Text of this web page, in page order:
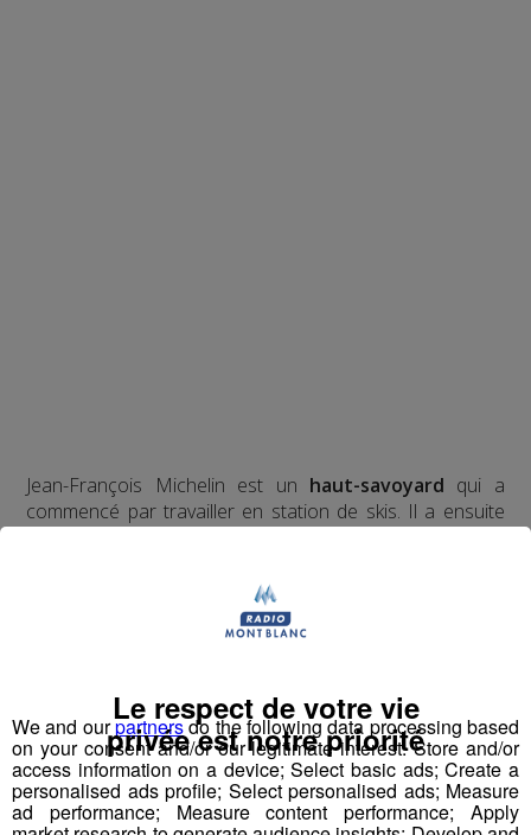
Jean-François Michelin est un haut-savoyard qui a
commencé par travailler en station de skis. Il a ensuite
70 000 sautsà son actif. Il a eu l'idée d'un
tremplin de saut à l'élastique
en 2009.
Quoi ?
Le nomBun J Rideest inspiré de la prononciation
anglaise dusaut à l'élastique("bungee" ou "bungy")
auquel s'ajoute le "ride" du mouvement et de la liberté,
avec au milieu le "J" de Jeff, son inventeur.
We and ourpartnersdo the following data processing based
on your consent and/or our legitimate interest: Store and/or
access information on a device; Select basic ads; Create a
personalised ads profile; Select personalised ads; Measure
ad performance; Measure content performance; Apply
Le respect de votre vie
privée est notre priorité